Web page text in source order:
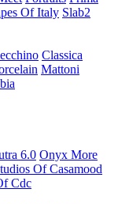
Of Italy Slab2
Classica
Mattoni
6.0 Onyx More
Of Casamood
Cdc